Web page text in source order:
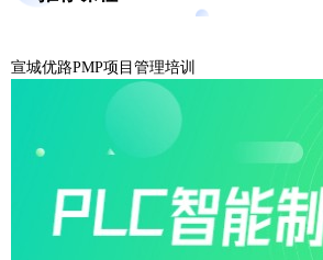
宣城优路PMP项目管理培训